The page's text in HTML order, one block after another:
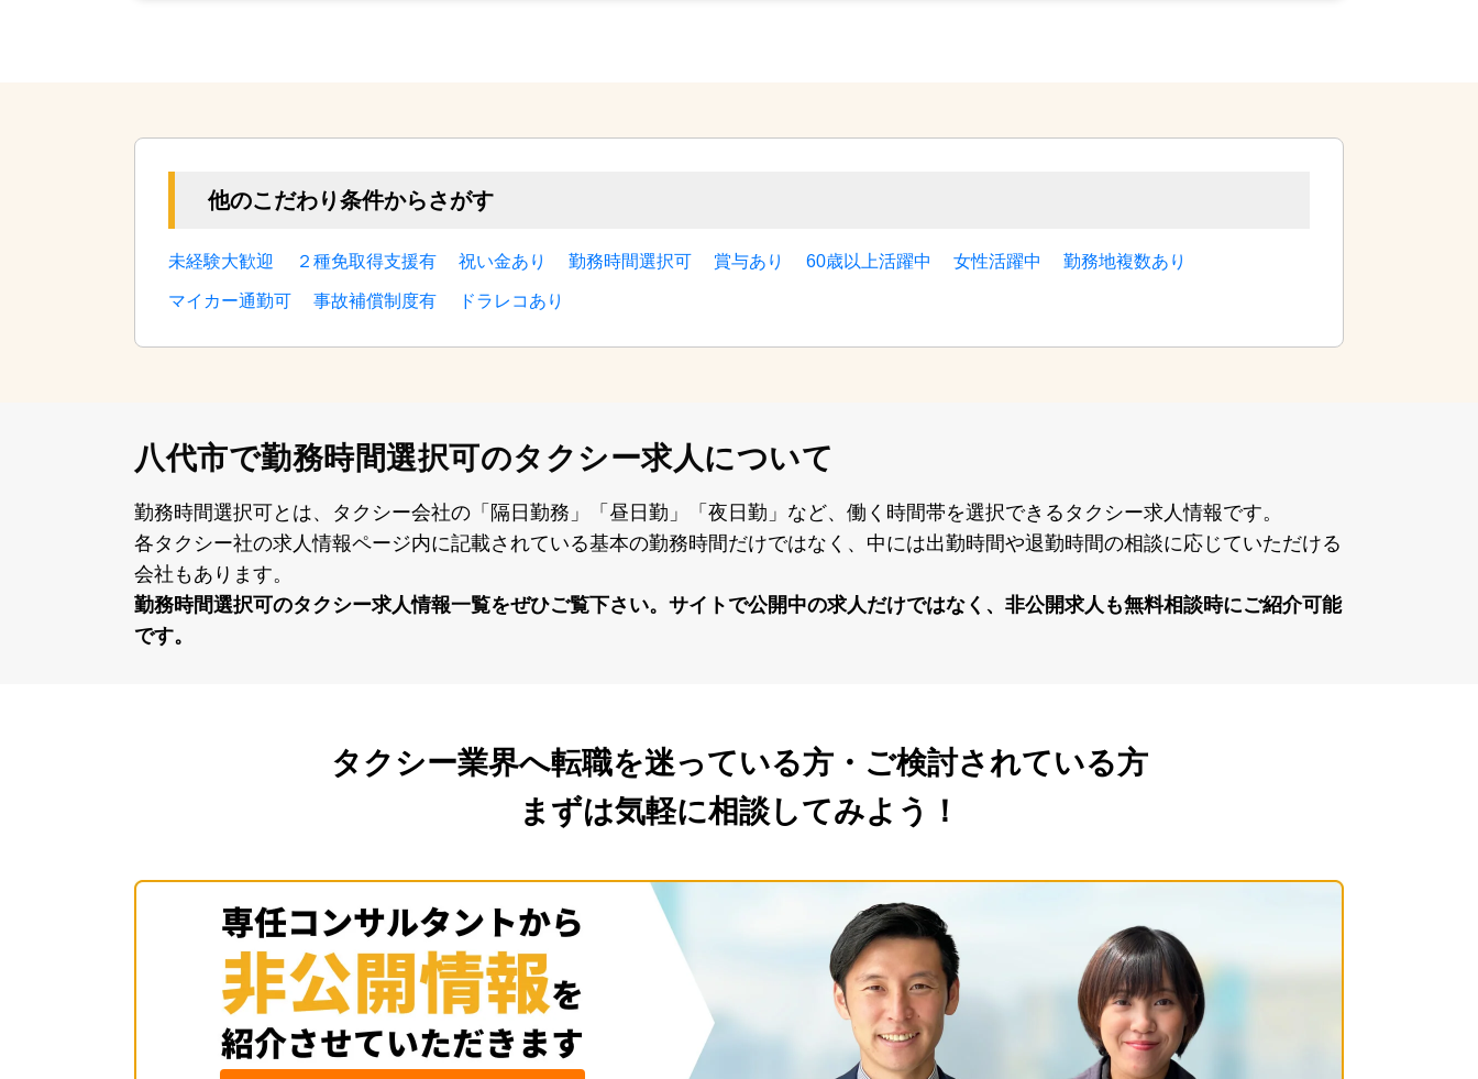
他のこだわり条件からさがす
未経験大歓迎 ２種免取得支援有 祝い金あり 勤務時間選択可 賞与あり 60歳以上活躍中 女性活躍中 勤務地複数あり
マイカー通勤可 事故補償制度有 ドラレコあり
八代市で勤務時間選択可のタクシー求人について
勤務時間選択可とは、タクシー会社の「隔⽇勤務」「昼⽇勤」「夜⽇勤」など、働く時間帯を選択できるタクシー求⼈情報です。
各タクシー社の求⼈情報ページ内に記載されている基本の勤務時間だけではなく、中には出勤時間や退勤時間の相談に応じていただける
会社もあります。
勤務時間選択可のタクシー求⼈情報⼀覧をぜひご覧下さい。サイトで公開中の求⼈だけではなく、⾮公開求⼈も無料相談時にご紹介可能
です。
タクシー業界へ転職を迷っている方・ご検討されている方
まずは気軽に相談してみよう！